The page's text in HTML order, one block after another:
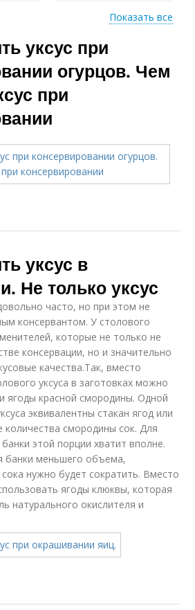
Домашний уксус
Столовый уксус
Уксус для суши
Уксус из эссенции
без
Показать все
уксус при
огурцов. Чем
при
уксус в
Не только уксус
часто, но при этом не
консервантом. У столового
которые не только не
консервации, но и значительно
качества.Так, вместо
уксуса в заготовках можно
ягоды красной смородины. Одной
эквивалентны стакан ягод или
смородины сок. Для
этой порции хватит вполне.
банки меньшего объема,
нужно будет сократить. Вместо
ягоды клюквы, которая
натурального окислителя и